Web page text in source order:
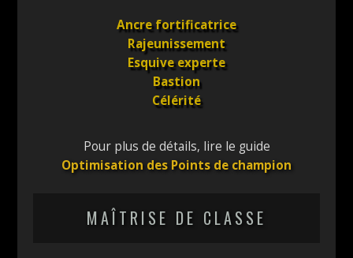
Ancre fortificatrice
Rajeunissement
Esquive experte
Bastion
Célérité
Pour plus de détails, lire le guide
Optimisation des Points de champion
MAÎTRISE DE CLASSE